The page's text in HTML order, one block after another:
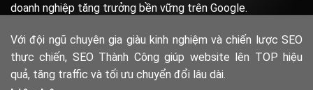
doanh nghiệp tăng trưởng bền vững trên Google.
Với đội ngũ chuyên gia giàu kinh nghiệm và chiến lược SEO
thực chiến, SEO Thành Công giúp website lên TOP hiệu
quả, tăng traffic và tối ưu chuyển đổi lâu dài.